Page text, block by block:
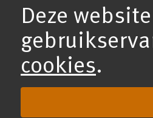
Deze
cookies.